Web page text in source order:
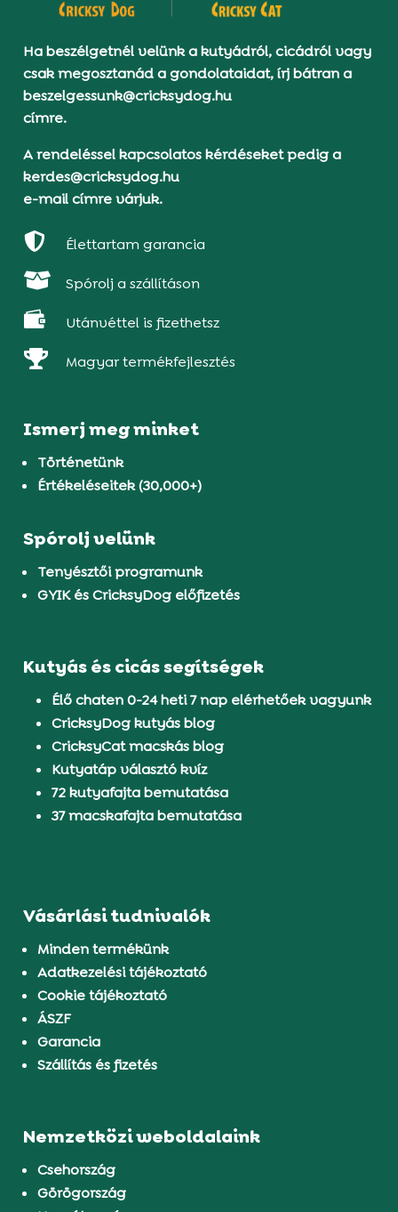
Ha beszélgetnél velünk a kutyádról, cicádról vagy
csak megosztanád a gondolataidat, írj bátran a
beszelgessunk@cricksydog.hu
címre.
A rendeléssel kapcsolatos kérdéseket pedig a
kerdes@cricksydog.hu
e-mail címre várjuk.
 Élettartam garancia
 Spórolj a szállításon
 Utánvéttel is fizethetsz
 Magyar termékfejlesztés
Ismerj meg minket
Történetünk
Értékeléseitek (30,000+)
Spórolj velünk
Tenyésztői programunk
GYIK és CricksyDog előfizetés
Kutyás és cicás segítségek
Élő chaten 0-24 heti 7 nap elérhetőek vagyunk
CricksyDog kutyás blog
CricksyCat macskás blog
Kutyatáp választó kvíz
72 kutyafajta bemutatása
37 macskafajta bemutatása
Vásárlási tudnivalók
Minden termékünk
Adatkezelési tájékoztató
Cookie tájékoztató
ÁSZF
Garancia
Szállítás és fizetés
Nemzetközi weboldalaink
Csehország
Görögország